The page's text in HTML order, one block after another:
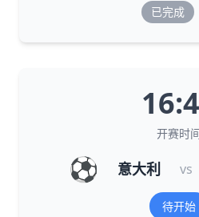
已完成
开赛时
⚽ 意大利 vs
待开始